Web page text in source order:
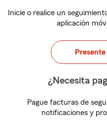
Inicie o realice un
aplicación
¿Necesita
Pague facturas de
notificaciones y